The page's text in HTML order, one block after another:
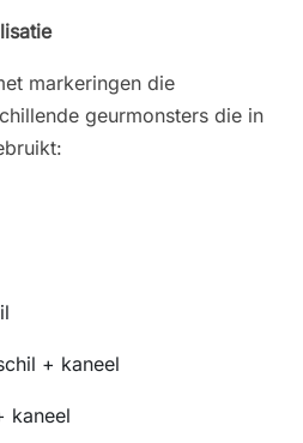
markeringen die
geurmonsters die in
+ kaneel
kaneel